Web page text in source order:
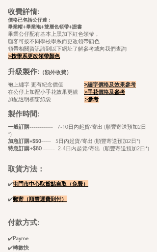
收費詳情:
價格已包括公仔連：
畢業帽+畢業袍+雙層色領帶+證書
畢業公仔配有基本上黑加下紅色領帶，
顧客可按不同學校學系而更改領帶顏色
領帶相關資訊請到以下網址了解參考或向我們查詢
>按學系更改領帶顏色
升級製作: （額外收費）
袍上繡字 更有紀念價值 >繡字價格及效果參考
在公仔上加配小手花效果更靚 >手花價格及參考
加配透明櫥窗紙袋 >參考
製作時間:
一般訂購------------ 7-10日內起貨/寄出 (順豐寄送預加2日
*)
加急訂購+$50----- 5日內起貨/寄出 (順豐寄送預加2日*)
特急訂購+$80 ------ 2-4日內起貨/寄出 (順豐寄送預加2日*)
取貨方法：
✔️屯門市中心取貨點自取（免費）
✔️郵寄（順豐運​費到付）
付款方式:
✔️Payme
✔️轉數快